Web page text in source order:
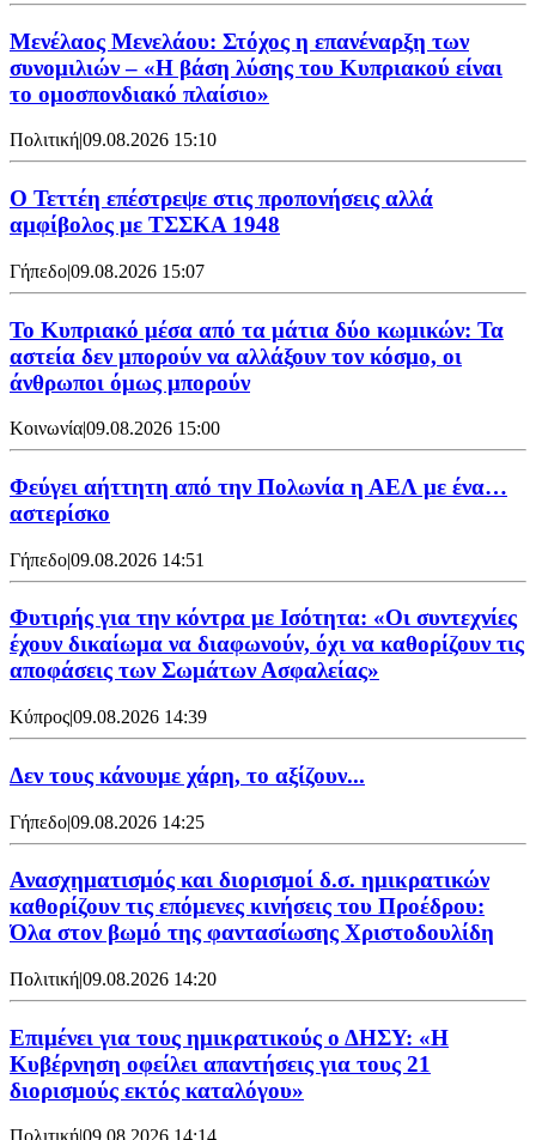
Μενέλαος Μενελάου: Στόχος η επανέναρξη των
συνομιλιών – «Η βάση λύσης του Κυπριακού είναι
το ομοσπονδιακό πλαίσιο»
Πολιτική|09.08.2026 15:10
Ο Τεττέη επέστρεψε στις προπονήσεις αλλά
αμφίβολος με ΤΣΣΚΑ 1948
Γήπεδο|09.08.2026 15:07
Το Κυπριακό μέσα από τα μάτια δύο κωμικών: Τα
αστεία δεν μπορούν να αλλάξουν τον κόσμο, οι
άνθρωποι όμως μπορούν
Κοινωνία|09.08.2026 15:00
Φεύγει αήττητη από την Πολωνία η ΑΕΛ με ένα…
αστερίσκο
Γήπεδο|09.08.2026 14:51
Φυτιρής για την κόντρα με Ισότητα: «Οι συντεχνίες
έχουν δικαίωμα να διαφωνούν, όχι να καθορίζουν τις
αποφάσεις των Σωμάτων Ασφαλείας»
Κύπρος|09.08.2026 14:39
Δεν τους κάνουμε χάρη, το αξίζουν...
Γήπεδο|09.08.2026 14:25
Ανασχηματισμός και διορισμοί δ.σ. ημικρατικών
καθορίζουν τις επόμενες κινήσεις του Προέδρου:
Όλα στον βωμό της φαντασίωσης Χριστοδουλίδη
Πολιτική|09.08.2026 14:20
Επιμένει για τους ημικρατικούς ο ΔΗΣΥ: «Η
Κυβέρνηση οφείλει απαντήσεις για τους 21
διορισμούς εκτός καταλόγου»